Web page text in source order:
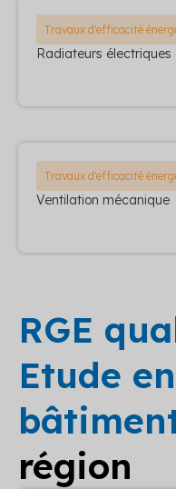
Travaux d'efficacité
Radiateurs
Travaux d'efficacité
Ventilation mécanique
RGE
Etude
région